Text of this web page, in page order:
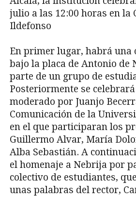
julio a las 12:00 horas en la
Ildefonso
En primer lugar, habrá una
bajo la placa de Antonio de
parte de un grupo de
Posteriormente se
moderado por Juanjo
Comunicación de la
en el que participaran los
Guillermo Alvar, María
Alba Sebastián. A
el homenaje a Nebrija por
colectivo de estudiantes,
unas palabras del rector,